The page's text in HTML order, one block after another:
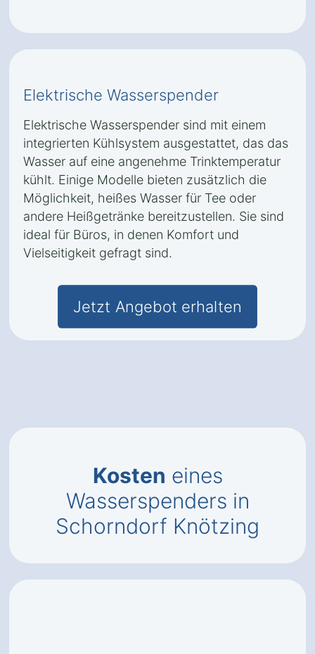
Elektrische Wasserspender
Elektrische Wasserspender sind mit einem
integrierten Kühlsystem ausgestattet, das das
Wasser auf eine angenehme Trinktemperatur
kühlt. Einige Modelle bieten zusätzlich die
Möglichkeit, heißes Wasser für Tee oder
andere Heißgetränke bereitzustellen. Sie sind
ideal für Büros, in denen Komfort und
Vielseitigkeit gefragt sind.
Jetzt Angebot erhalten
Kosten eines
Wasserspenders in
Schorndorf Knötzing